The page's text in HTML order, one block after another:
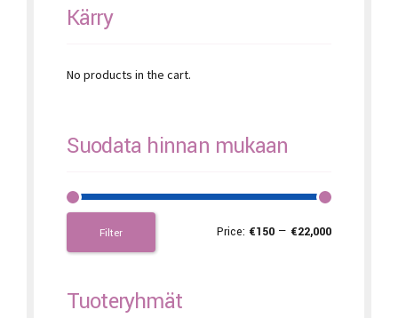
Kärry
No products in the cart.
Suodata hinnan mukaan
Filter Price: €150 — €22,000
Tuoteryhmät